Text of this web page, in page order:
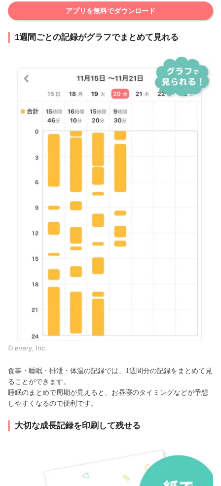
アプリを無料でダウンロード
1週間ごとの記録がグラフでまとめて見れる
© every, Inc.
食事・睡眠・排泄・体温の記録では、1週間分の記録をまとめて見
ることができます。
睡眠のまとめで周期が見えると、お昼寝のタイミングなどが予想
しやすくなるので便利です。
大切な成長記録を印刷して残せる